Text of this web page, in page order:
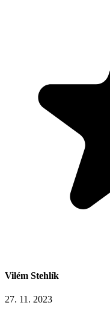
Vilém Stehlík
27. 11. 2023